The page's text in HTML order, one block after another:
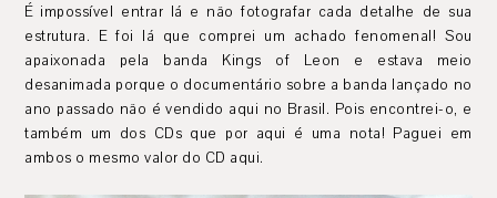
É impossível entrar lá e não fotografar cada detalhe de sua
estrutura. E foi lá que comprei um achado fenomenal! Sou
apaixonada pela banda Kings of Leon e estava meio
desanimada porque o documentário sobre a banda lançado no
ano passado não é vendido aqui no Brasil. Pois encontrei-o, e
também um dos CDs que por aqui é uma nota! Paguei em
ambos o mesmo valor do CD aqui.